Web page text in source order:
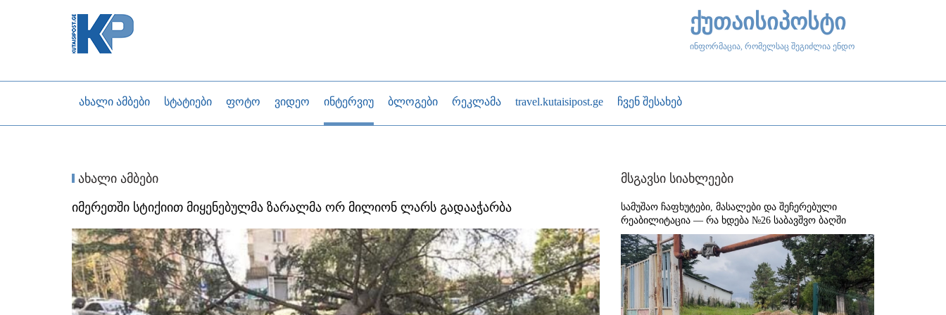
ქუთაისიპოსტი
ინფორმაცია, რომელსაც შეგიძლია ენდო
ახალი ამბები სტატიები ფოტო ვიდეო ინტერვიუ ბლოგები რეკლამა travel.kutaisipost.ge ჩვენ შესახებ
ახალი ამბები
იმერეთში სტიქიით მიყენებულმა ზარალმა ორ მილიონ ლარს გადააჭარბა
მსგავსი სიახლეები
სამუშაო ჩაფხუტები, მასალები და შეჩერებული
რეაბილიტაცია — რა ხდება №26 საბავშვო ბაღში